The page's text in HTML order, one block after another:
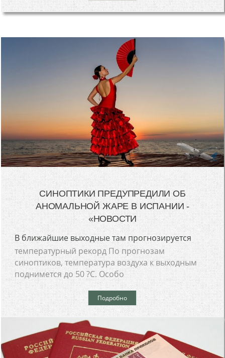
СИНОПТИКИ ПРЕДУПРЕДИЛИ ОБ
АНОМАЛЬНОЙ ЖАРЕ В ИСПАНИИ -
«НОВОСТИ
В ближайшие выходные там прогнозируется
температурный рекорд По прогнозам
синоптиков, температура воздуха к выходным
поднимется до 50 ?С. Особо
Подробно